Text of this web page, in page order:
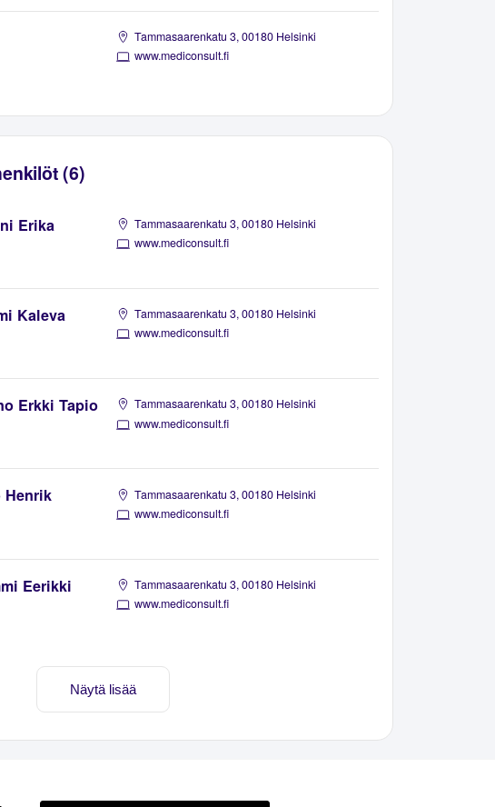
Tammasaarenkatu 3, 00180 Helsinki
www.mediconsult.fi
(6)
Erika
Tammasaarenkatu 3, 00180 Helsinki
www.mediconsult.fi
Kaleva
Tammasaarenkatu 3, 00180 Helsinki
www.mediconsult.fi
Erkki Tapio
Tammasaarenkatu 3, 00180 Helsinki
www.mediconsult.fi
Henrik
Tammasaarenkatu 3, 00180 Helsinki
www.mediconsult.fi
Eerikki
Tammasaarenkatu 3, 00180 Helsinki
www.mediconsult.fi
Näytä lisää